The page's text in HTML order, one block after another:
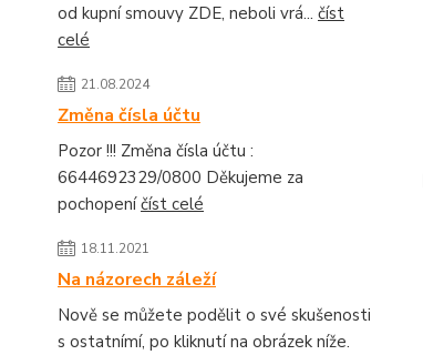
od kupní smouvy ZDE, neboli vrá... číst
celé
21.08.2024
Změna čísla účtu
Pozor !!! Změna čísla účtu :
6644692329/0800 Děkujeme za
pochopeníčíst celé
18.11.2021
Na názorech záleží
Nově se můžete podělit o své skušenosti
s ostatnímí, po kliknutí na obrázek níže.